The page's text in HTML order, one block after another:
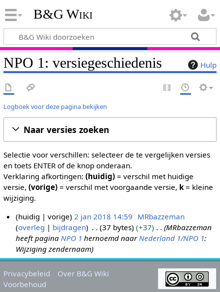
B&G Wiki
Hulp
NPO 1: versiegeschiedenis
Logboek voor deze pagina bekijken
Naar versies zoeken
Selectie voor verschillen: selecteer de te vergelijken versies
en toets ENTER of de knop onderaan.
Verklaring afkortingen: (huidig)= verschil met huidige
versie, (vorige)= verschil met voorgaande versie, k= kleine
wijziging.
n
2
0
huidig vorige 2 jan 2018 14:59 MRbazzeman
overleg
bijdragen 37 bytes +37
MRbazzeman
heeft paginaNPO 1 hernoemd naarNederland 1/NPO 1:
Wijziging zendernaam
Privacybeleid
Over B&G Wiki
Voorbehoud